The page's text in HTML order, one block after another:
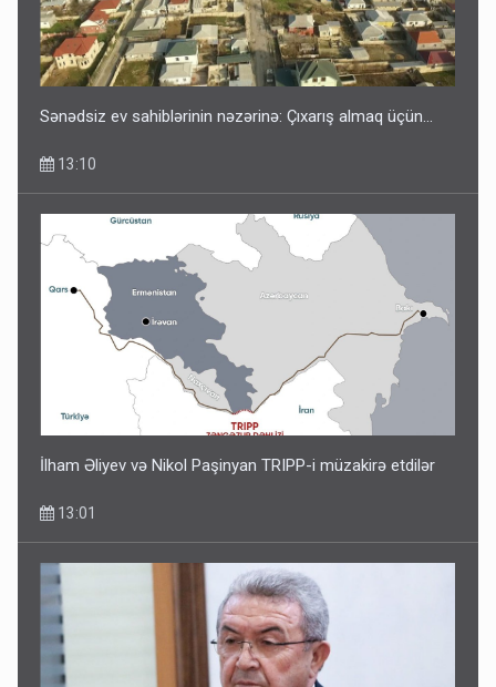
Sənədsiz ev sahiblərinin nəzərinə: Çıxarış almaq üçün...
13:10
İlham Əliyev və Nikol Paşinyan TRIPP-i müzakirə etdilər
13:01